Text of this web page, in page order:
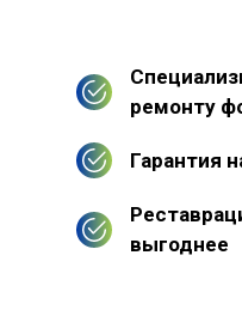
ремонту
Гарантия
выгоднее